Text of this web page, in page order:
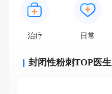
治疗 日常
封闭性粉刺TOP医生